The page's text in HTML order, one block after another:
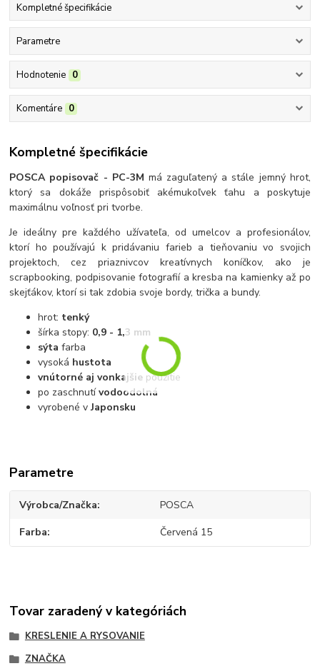
Kompletné špecifikácie
Parametre
Hodnotenie 0
Komentáre 0
Kompletné špecifikácie
POSCA popisovač - PC-3M má zaguľatený a stále jemný hrot,
ktorý sa dokáže prispôsobiť akémukoľvek ťahu a poskytuje
maximálnu voľnosť pri tvorbe.
Je ideálny pre každého užívateľa, od umelcov a profesionálov,
ktorí ho používajú k pridávaniu farieb a tieňovaniu vo svojich
projektoch, cez priaznivcov kreatívnych koníčkov, ako je
scrapbooking, podpisovanie fotografií a kresba na kamienky až po
skejťákov, ktorí si tak zdobia svoje bordy, trička a bundy.
hrot: tenký
šírka stopy: 0,9 - 1,3 mm
sýtafarba
vysoká hustota
vnútorné aj vonkajšie použitie
po zaschnutívodoodolná
vyrobené vJaponsku
Parametre
Výrobca/Značka POSCA
Farba Červená 15
Tovar zaradený v kategóriách
KRESLENIE A RYSOVANIE
ZNAČKA